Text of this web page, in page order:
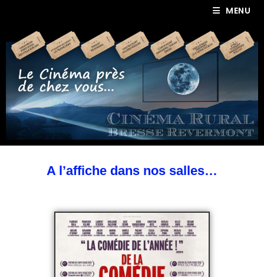
MENU
A l’affiche dans nos salles…